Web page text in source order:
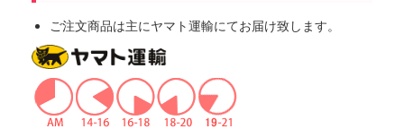
ご注文商品は主にヤマト運輸にてお届け致します。